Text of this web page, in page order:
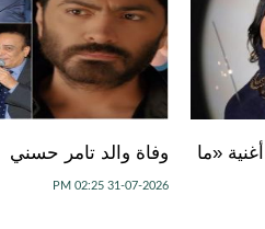
«ما
وفاة والد تامر حسني
31-07-2026 02:25 PM